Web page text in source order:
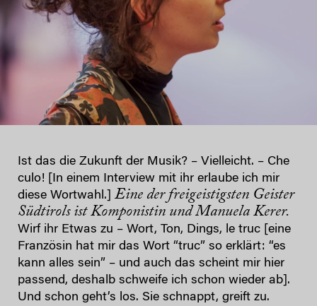
Ist das die Zukunft der Musik? – Vielleicht. – Che
culo! [In einem Interview mit ihr erlaube ich mir
diese Wortwahl.] Eine der freigeistigsten Geister
Südtirols ist Komponistin und Manuela Kerer.
Wirf ihr Etwas zu – Wort, Ton, Dings, le truc [eine
Französin hat mir das Wort “truc” so erklärt: “es
kann alles sein” – und auch das scheint mir hier
passend, deshalb schweife ich schon wieder ab].
Und schon geht’s los. Sie schnappt, greift zu.